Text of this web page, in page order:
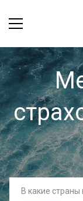
В какие страны